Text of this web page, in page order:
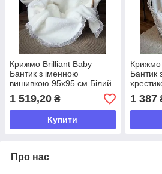
Крижмо Brilliant Baby
Бантик з іменною
вишивкою 95х95 см Білий
(BB124)
1 519,20 ₴
Купити
Крижмо
Бантик
(BB004)
1 387
Про нас